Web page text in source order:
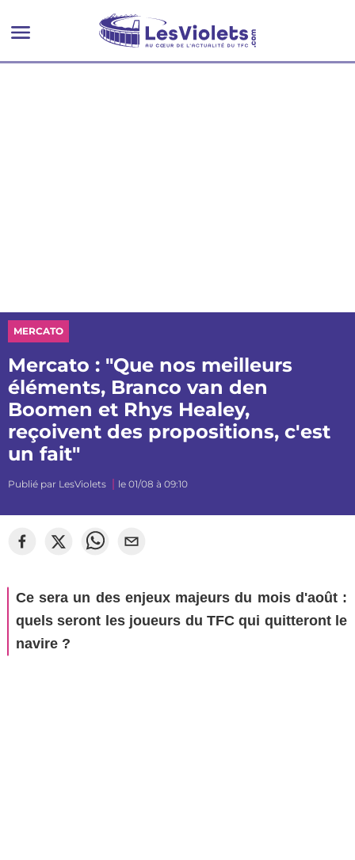
MERCATO
Mercato : "Que nos meilleurs
éléments, Branco van den
Boomen et Rhys Healey,
reçoivent des propositions, c'est
un fait"
Publié par LesViolets le 01/08 à 09:10
Ce sera un des enjeux majeurs du mois d'août :
quels seront les joueurs du TFC qui quitteront le
navire ?